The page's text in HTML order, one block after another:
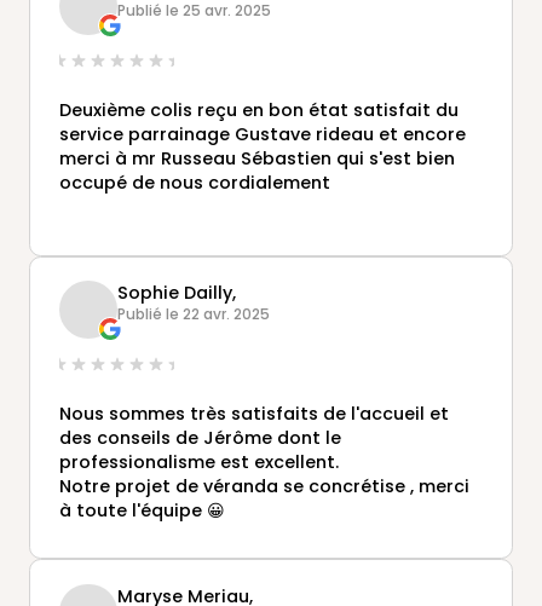
Publié le 25 avr. 2025
Deuxième colis reçu en bon état satisfait du
service parrainage Gustave rideau et encore
merci à mr Russeau Sébastien qui s'est bien
occupé de nous cordialement
Sophie Dailly,
Publié le 22 avr. 2025
Nous sommes très satisfaits de l'accueil et
des conseils de Jérôme dont le
professionalisme est excellent.
Notre projet de véranda se concrétise , merci
à toute l'équipe 😀
Maryse Meriau,